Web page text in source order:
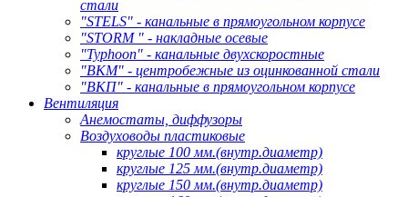
стали
"STELS" - канальные в прямоугольном корпусе
"STORM " - накладные осевые
"Typhoon" - канальные двухскоростные
"ВКМ" - центробежные из оцинкованной стали
"ВКП" - канальные в прямоугольном корпусе
Вентиляция
Анемостаты, диффузоры
Воздуховоды пластиковые
круглые 100 мм.(внутр.диаметр)
круглые 125 мм.(внутр.диаметр)
круглые 150 мм.(внутр.диаметр)